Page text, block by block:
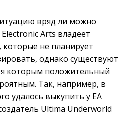
вряд ли можно
Arts владеет
не планирует
однако существуют
которым положительный
Так, например, в
удалось выкупить у EA
Ultima Underworld